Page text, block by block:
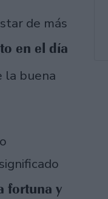
de más
en el día
la buena
fortuna y